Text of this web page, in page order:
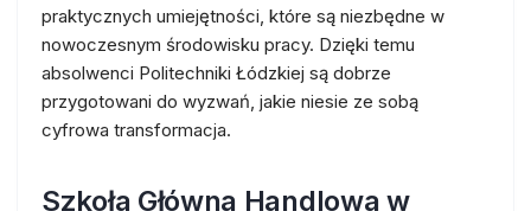
praktycznych umiejętności, które są niezbędne w
nowoczesnym środowisku pracy. Dzięki temu
absolwenci Politechniki Łódzkiej są dobrze
przygotowani do wyzwań, jakie niesie ze sobą
cyfrowa transformacja.
Szkoła Główna Handlowa w